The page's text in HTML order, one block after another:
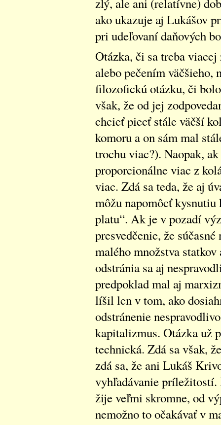
ako ukazuje aj Lukášov
pri udeľovaní daňových
Otázka, či sa treba
alebo pečením väčšieho,
filozofickú otázku, či
však, že od jej
chcieť piecť stále väčší
komoru a on sám mal
trochu viac?). Naopak,
proporcionálne viac z
viac. Zdá sa teda, že aj
môžu napomôcť
platu“. Ak je v pozadí
presvedčenie, že
malého množstva
odstránia sa aj
predpoklad mal aj
líšil len v tom, ako
odstránenie
kapitalizmus. Otázka už
technická. Zdá sa však,
zdá sa, že ani Lukáš
vyhľadávanie príležitostí.
žije veľmi skromne, od
nemožno to očakávať v